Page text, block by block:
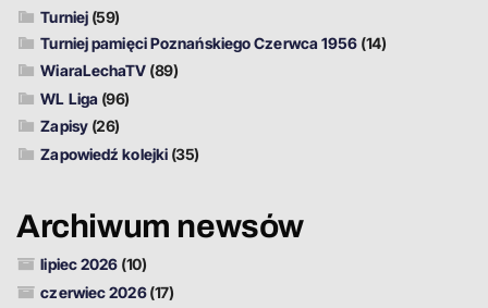
Turniej (59)
Turniej pamięci Poznańskiego Czerwca 1956 (14)
WiaraLechaTV (89)
WL Liga (96)
Zapisy(26)
Zapowiedź kolejki (35)
Archiwum newsów
lipiec 2026 (10)
czerwiec 2026(17)